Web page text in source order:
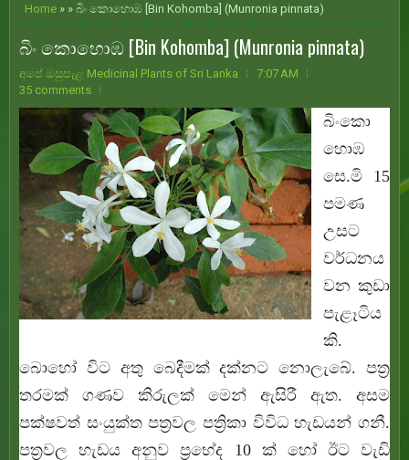
Home » » බිං කොහොඹ [Bin Kohomba] (Munronia pinnata)
බිං කොහොඹ [Bin Kohomba] (Munronia pinnata)
අපේ ඔසුපැළ Medicinal Plants of Sri Lanka
7:07 AM
35 comments
බිංකො
හොඹ
සෙ.මි 15
පමණ
උසට
වර්ධනය
වන කුඩා
පැළෑටිය
කි.
බොහෝ විට අතු බෙදීමක් දක්නට නොලැබේ. පත්‍ර
තරමක් ගණව කිරුලක් මෙන් ඇසිරී ඇත. අසම
පක්ෂවත් සංයුක්ත පත්‍රවල පත්‍රිකා විවිධ හැඩයන් ගනී.
පත්‍රවල හැඩය අනුව ප්‍රභේද 10 ක් හෝ ඊට වැඩි